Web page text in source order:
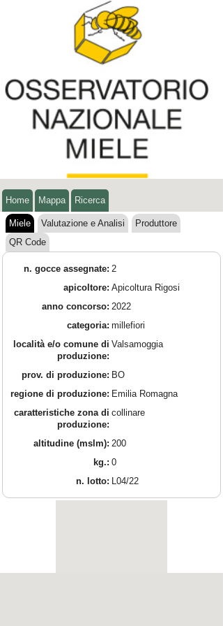
Home Mappa Ricerca
Miele Valutazione e Analisi
Produttore
QR Code
n. gocce assegnate: 2
apicoltore: Apicoltura Rigosi
anno concorso: 2022
categoria: millefiori
località e/o comune di
produzione:
Valsamoggia
prov. di produzione: BO
regione di produzione: Emilia Romagna
caratteristiche zona di
produzione:
collinare
altitudine (mslm): 200
kg.: 0
n. lotto:
L04/22